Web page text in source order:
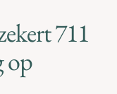
711
op